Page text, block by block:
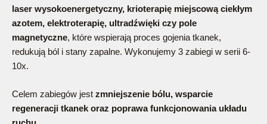
laser wysokoenergetyczny, krioterapię miejscową ciekłym
azotem, elektroterapię, ultradźwięki czy pole
magnetyczne, które wspierają proces gojenia tkanek,
redukują ból i stany zapalne. Wykonujemy 3 zabiegi w serii 6-
10x.
Celem zabiegów jest zmniejszenie bólu, wsparcie
regeneracji tkanek oraz poprawa funkcjonowania układu